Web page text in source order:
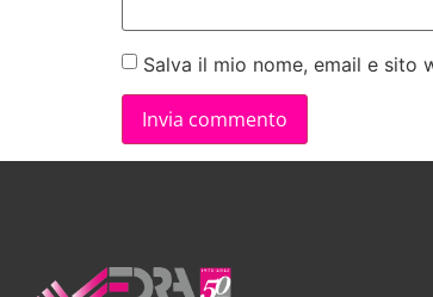
Salva il mio nome, email e sito